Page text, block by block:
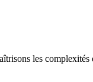
les complexités